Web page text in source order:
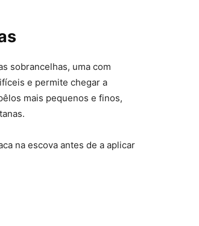
sobrancelhas, uma com
e permite chegar a
mais pequenos e finos,
na escova antes de a aplicar